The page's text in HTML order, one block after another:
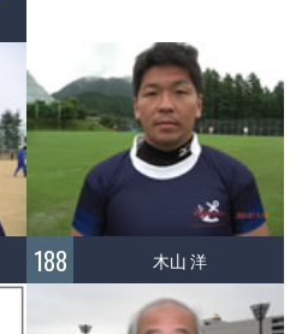
188 木山 洋